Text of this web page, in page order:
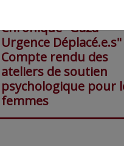
Chronique "Gaza
Urgence
Compte rendu des
ateliers de soutien
psychologique pour
femmes